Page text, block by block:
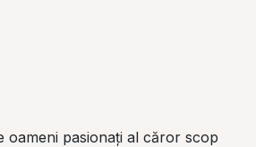
oameni pasionați al căror scop